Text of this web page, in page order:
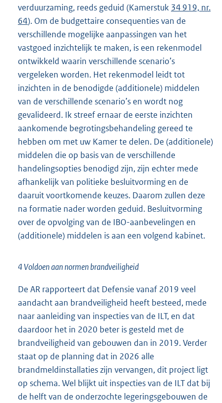
verduurzaming, reeds geduid (Kamerstuk 34 919, nr.
64). Om de budgettaire consequenties van de
verschillende mogelijke aanpassingen van het
vastgoed inzichtelijk te maken, is een rekenmodel
ontwikkeld waarin verschillende scenario’s
vergeleken worden. Het rekenmodel leidt tot
inzichten in de benodigde (additionele) middelen
van de verschillende scenario’s en wordt nog
gevalideerd. Ik streef ernaar de eerste inzichten
aankomende begrotingsbehandeling gereed te
hebben om met uw Kamer te delen. De (additionele)
middelen die op basis van de verschillende
handelingsopties benodigd zijn, zijn echter mede
afhankelijk van politieke besluitvorming en de
daaruit voortkomende keuzes. Daarom zullen deze
na formatie nader worden geduid. Besluitvorming
over de opvolging van de IBO-aanbevelingen en
(additionele) middelen is aan een volgend kabinet.
4 Voldoen aan normen brandveiligheid
De AR rapporteert dat Defensie vanaf 2019 veel
aandacht aan brandveiligheid heeft besteed, mede
naar aanleiding van inspecties van de ILT, en dat
daardoor het in 2020 beter is gesteld met de
brandveiligheid van gebouwen dan in 2019. Verder
staat op de planning dat in 2026 alle
brandmeldinstallaties zijn vervangen, dit project ligt
op schema. Wel blijkt uit inspecties van de ILT dat bij
de helft van de onderzochte legeringsgebouwen de